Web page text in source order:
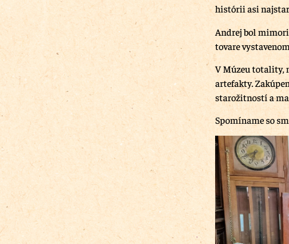
histórii asi
Andrej bol
tovare
V Múzeu totality,
artefakty.
starožitností a
Spomíname so